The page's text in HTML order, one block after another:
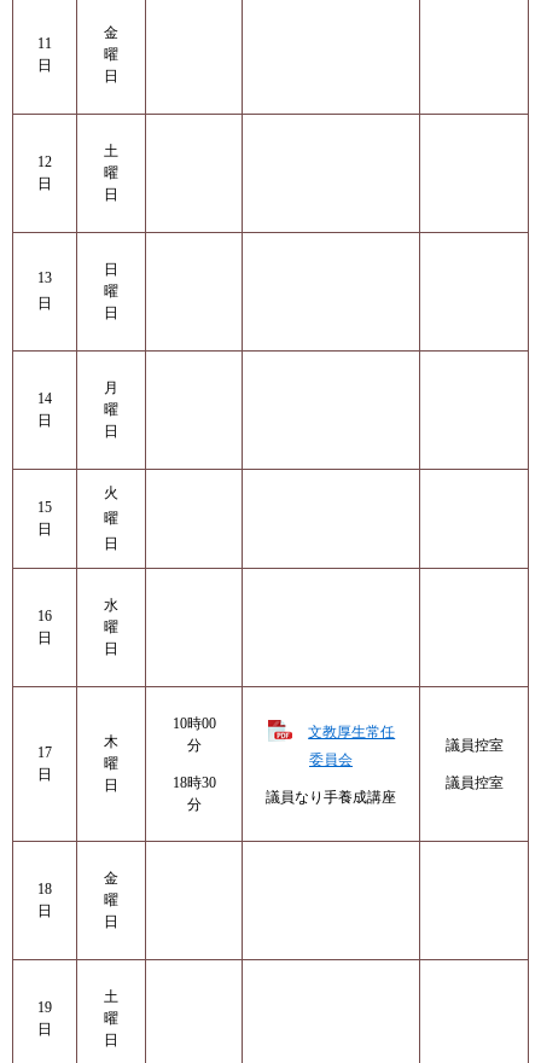
11
日
金
曜
日
12
日
土
曜
日
13
日
日
曜
日
14
日
月
曜
日
15
日
火
曜
日
16
日
水
曜
日
17
日
木
曜
日
10時00
分
18時30
分
文教厚生常任
委員会
議員なり手養成講座
議員控室
議員控室
18
日
金
曜
日
19
日
土
曜
日